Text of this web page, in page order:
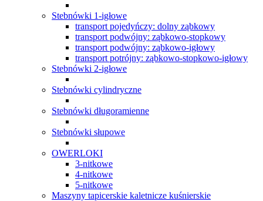
Stebnówki 1-igłowe
transport pojedyńczy: dolny ząbkowy
transport podwójny: ząbkowo-stopkowy
transport podwójny: ząbkowo-igłowy
transport potrójny: ząbkowo-stopkowo-igłowy
Stebnówki 2-igłowe
Stebnówki cylindryczne
Stebnówki długoramienne
Stebnówki słupowe
OWERLOKI
3-nitkowe
4-nitkowe
5-nitkowe
Maszyny tapicerskie kaletnicze kuśnierskie